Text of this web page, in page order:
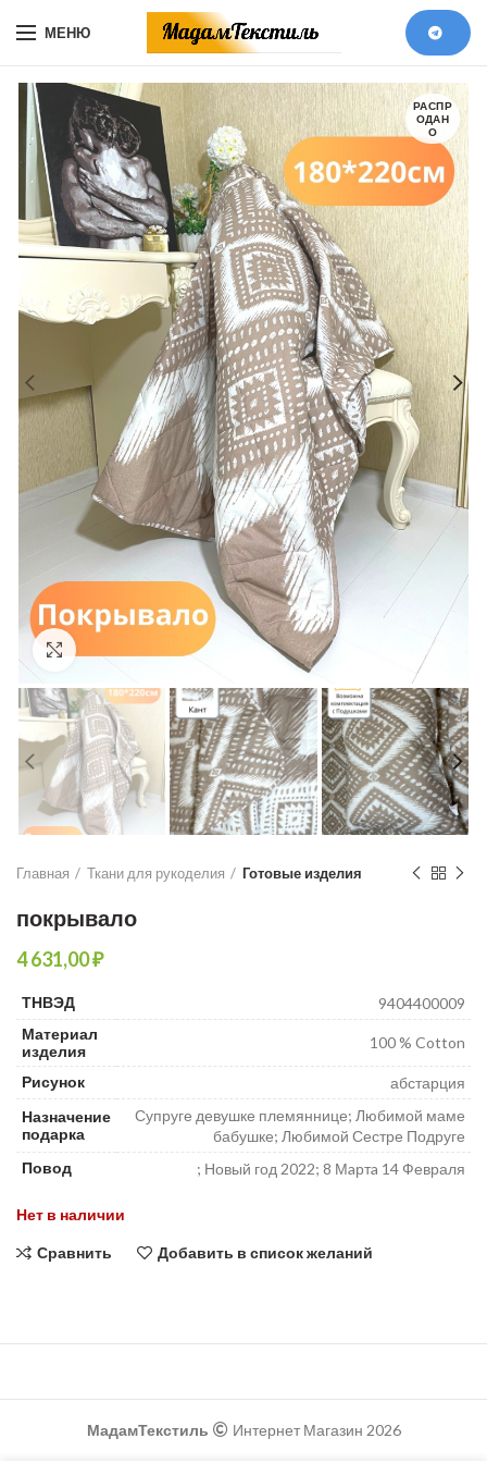
МЕНЮ
РАСПР
ОДАН
О
Главная Ткани для рукоделия Готовые изделия
покрывало
₽
ТНВЭД
9404400009
Материал
изделия
100 % Cotton
Рисунок
абстарция
Назначение
подарка
Супруге девушке племяннице; Любимой маме
бабушке; Любимой Сестре Подруге
Повод
; Новый год 2022; 8 Мaртa 14 Февраля
Нет в наличии
Сравнить Добавить в список желаний
МадамТекстиль Интернет Магазин 2026